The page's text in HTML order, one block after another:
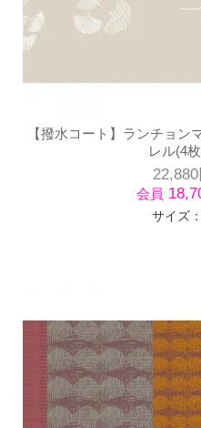
【撥水コート】ランチョン
レル(4
会員
サイズ